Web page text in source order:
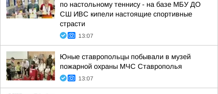
по настольному теннису - на базе МБУ ДО
СШ ИВС кипели настоящие спортивные
страсти
13:07
Юные ставропольцы побывали в музей
пожарной охраны МЧС Ставрополья
13:07